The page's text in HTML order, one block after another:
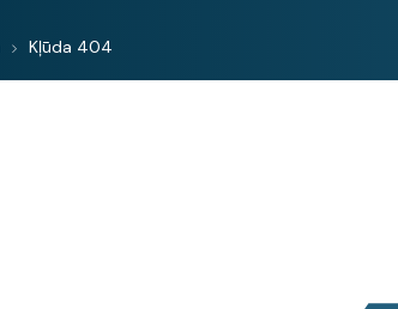
Kļūda 404